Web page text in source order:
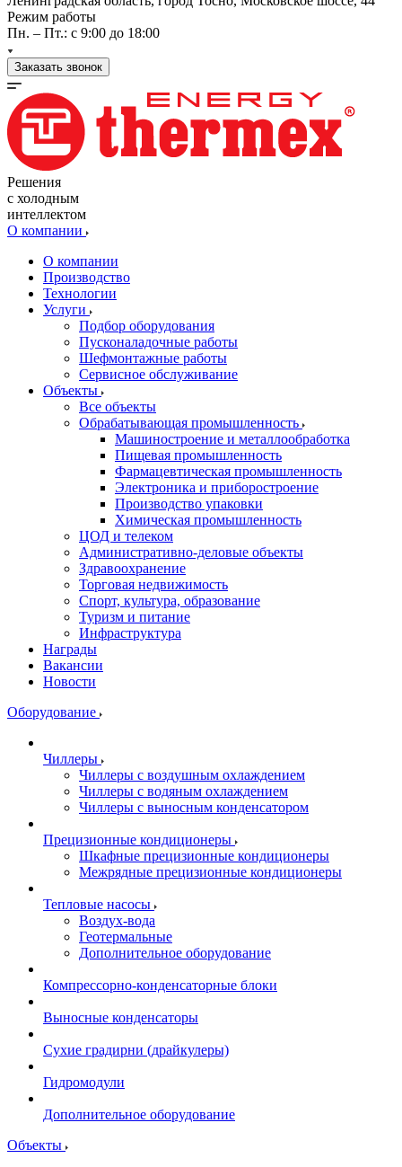
Режим работы
Пн. – Пт.: с 9:00 до 18:00
Заказать звонок
Решения
с холодным
интеллектом
О компании
О компании
Производство
Технологии
Услуги
Подбор оборудования
Пусконаладочные работы
Шефмонтажные работы
Сервисное обслуживание
Объекты
Все объекты
Обрабатывающая промышленность
Машиностроение и металлообработка
Пищевая промышленность
Фармацевтическая промышленность
Электроника и приборостроение
Производство упаковки
Химическая промышленность
ЦОД и телеком
Административно-деловые объекты
Здравоохранение
Торговая недвижимость
Спорт, культура, образование
Туризм и питание
Инфраструктура
Награды
Вакансии
Новости
Оборудование
Чиллеры
Чиллеры с воздушным охлаждением
Чиллеры с водяным охлаждением
Чиллеры с выносным конденсатором
Прецизионные кондиционеры
Шкафные прецизионные кондиционеры
Межрядные прецизионные кондиционеры
Тепловые насосы
Воздух-вода
Геотермальные
Дополнительное оборудование
Компрессорно-конденсаторные блоки
Выносные конденсаторы
Сухие градирни (драйкулеры)
Гидромодули
Дополнительное оборудование
Объекты